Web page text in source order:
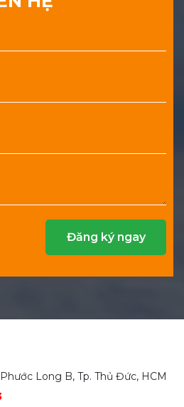
Long B, Tp. Thủ Đức, HCM